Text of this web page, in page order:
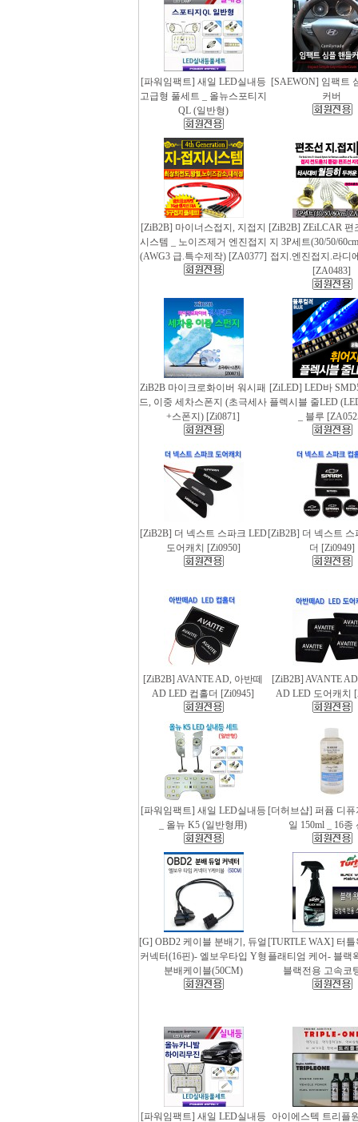
[파워임팩트] 새일 LED실내등
고급형 풀세트 _ 올뉴스포티지
QL (일반형)
[SAEWON] 임팩트
커버
[ZiB2B] 마이너스접지, 지접지
시스템 _ 노이즈제거 엔진접지
(AWG3 급.특수제작) [ZA0377]
[ZiB2B] ZEiLCAR 편
지 3P세트(30/50/
접지.엔진접지.라디
[ZA0483]
ZiB2B 마이크로화이버 워시패
드, 이중 세차스폰지 (초극세사
+스폰지) [Zi0871]
[ZiLED] LED바
플렉시블 줄LED
_ 블루
[ZiB2B] 더 넥스트 스파크 LED
도어캐치 [Zi0950]
[ZiB2B] 더 넥스트 스
더 [Zi0949]
[ZiB2B] AVANTE AD, 아반떼
AD LED 컵홀더 [Zi0945]
[ZiB2B] AVANTE
AD LED 도어캐치
[파워임팩트] 새일 LED실내등
_ 올뉴 K5 (일반형用)
[더허브샵] 퍼퓸 디
일 150ml _ 16종
[G] OBD2 케이블 분배기, 듀얼
커넥터(16핀)- 엘보우타입 Y형
분배케이블(50CM)
[TURTLE WAX] 터
플래티엄 케어- 블랙
블랙전용 고속코
[파워임팩트] 새일 LED실내등 아이에스텍 트리플